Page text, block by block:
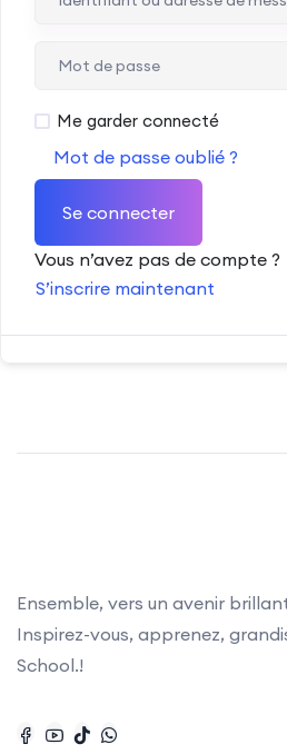
Me garder connecté
Mot de passe oublié ?
Se connecter
Vous n’avez pas de compte ?
S’inscrire maintenant
Ensemble, vers un avenir
Inspirez-vous, apprenez,
School.!